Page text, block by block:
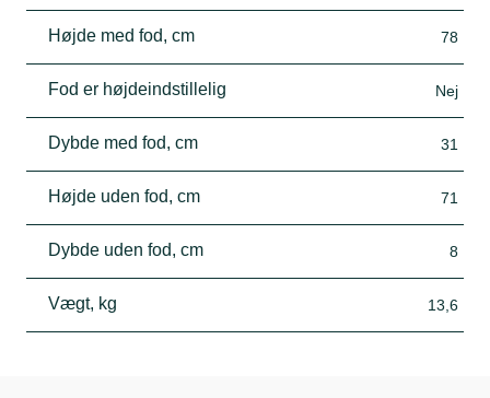
Højde med fod, cm 78
Fod er højdeindstillelig Nej
Dybde med fod, cm 31
Højde uden fod, cm 71
Dybde uden fod, cm 8
Vægt, kg 13,6